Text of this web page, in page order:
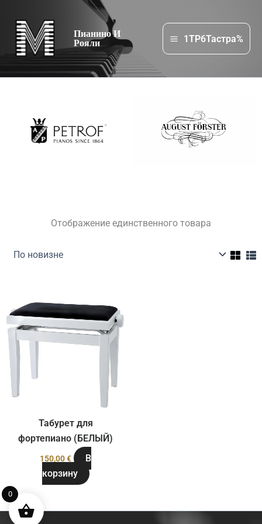
содержимому
Пианино И
Рояли
1TP6Тастра%
Отображение единственного товара
Табурет для
фортепиано (БЕЛЫЙ)
150,00€
В
корзину
0